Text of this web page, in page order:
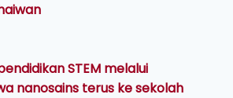
STEM melalui
nanosains terus ke sekolah